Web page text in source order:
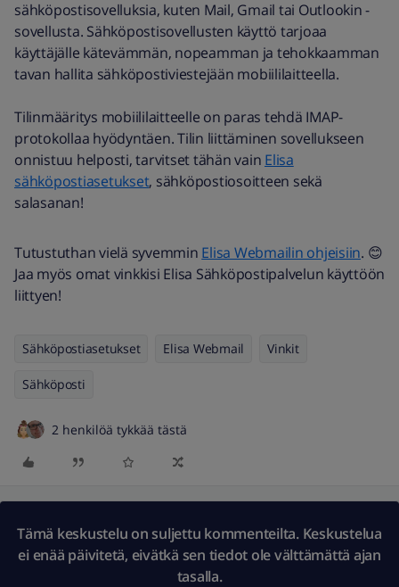
sähköpostisovelluksia, kuten Mail, Gmail tai Outlookin -
sovellusta. Sähköpostisovellusten käyttö tarjoaa
käyttäjälle kätevämmän, nopeamman ja tehokkaamman
tavan hallita sähköpostiviestejään mobiililaitteella.
Tilinmääritys mobiililaitteelle on paras tehdä IMAP-
protokollaa hyödyntäen. Tilin liittäminen sovellukseen
onnistuu helposti, tarvitset tähän vain Elisa
sähköpostiasetukset, sähköpostiosoitteen sekä
salasanan!​​​​​​
Tutustuthan vielä syvemmin Elisa Webmailin ohjeisiin. 😊
Jaa myös omat vinkkisi Elisa Sähköpostipalvelun käyttöön
liittyen!
Sähköpostiasetukset Elisa Webmail Vinkit
Sähköposti
2 henkilöä tykkää tästä
Tämä keskustelu on suljettu kommenteilta. Keskustelua
ei enää päivitetä, eivätkä sen tiedot ole välttämättä ajan
tasalla.